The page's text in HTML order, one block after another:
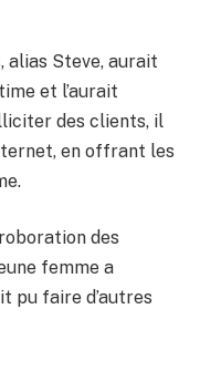
alias Steve, aurait
et l’aurait
des clients, il
en offrant les
des
femme a
pu faire d’autres